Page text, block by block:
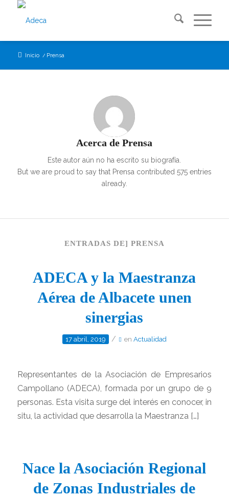
Inicio / Prensa
Acerca dePrensa
Este autor aún no ha escrito su biografía.
But we are proud to say that Prensa contributed 575 entries
already.
ENTRADAS DE] PRENSA
ADECA y la Maestranza
Aérea de Albacete unen
sinergias
17 abril, 2019 / en Actualidad
Representantes de la Asociación de Empresarios
Campollano (ADECA), formada por un grupo de 9
personas. Esta visita surge del interés en conocer, in
situ, la actividad que desarrolla la Maestranza […]
Nace la Asociación Regional
de Zonas Industriales de